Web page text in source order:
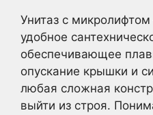
Унитаз с
удобное
обеспечивающее
опускание крышки и
любая сложная
выйти из строя.